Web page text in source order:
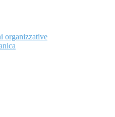
organizzative